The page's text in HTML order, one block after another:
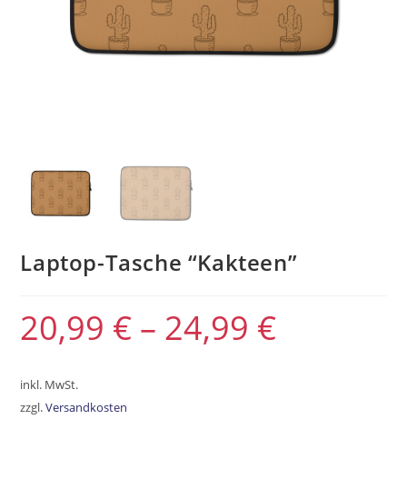
Laptop-Tasche “Kakteen”
20,99 € – 24,99 €
inkl. MwSt.
zzgl.Versandkosten